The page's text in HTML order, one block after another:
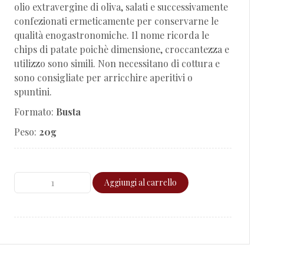
olio extravergine di oliva, salati e successivamente
confezionati ermeticamente per conservarne le
qualità enogastronomiche. Il nome ricorda le
chips di patate poichè dimensione, croccantezza e
utilizzo sono simili. Non necessitano di cottura e
sono consigliate per arricchire aperitivi o
spuntini.
Formato: Busta
Peso: 20g
Aggiungi al carrello